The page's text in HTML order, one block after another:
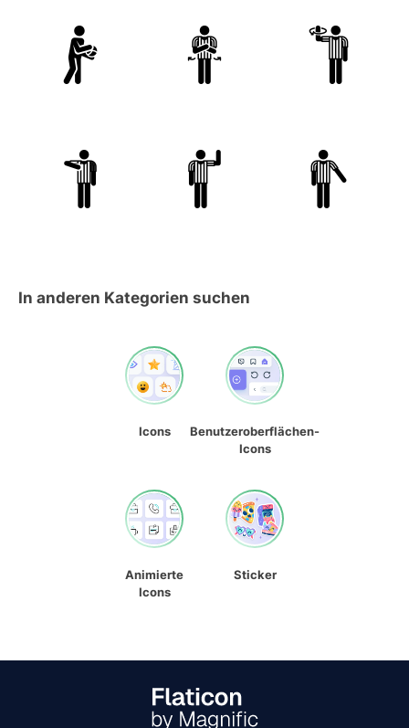
In anderen Kategorien suchen
Icons
Benutzeroberflächen-
Icons
Animierte
Icons
Sticker